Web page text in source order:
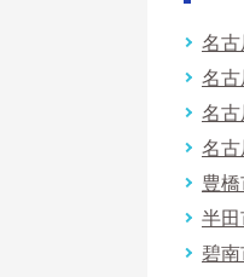
名古
名古
名古
名古
豊
半田
碧